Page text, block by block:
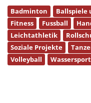
Badminton Ballspiele
Fitness
Fussball
Leichtathletik
Soziale Projekte
Volleyball
Wassersport